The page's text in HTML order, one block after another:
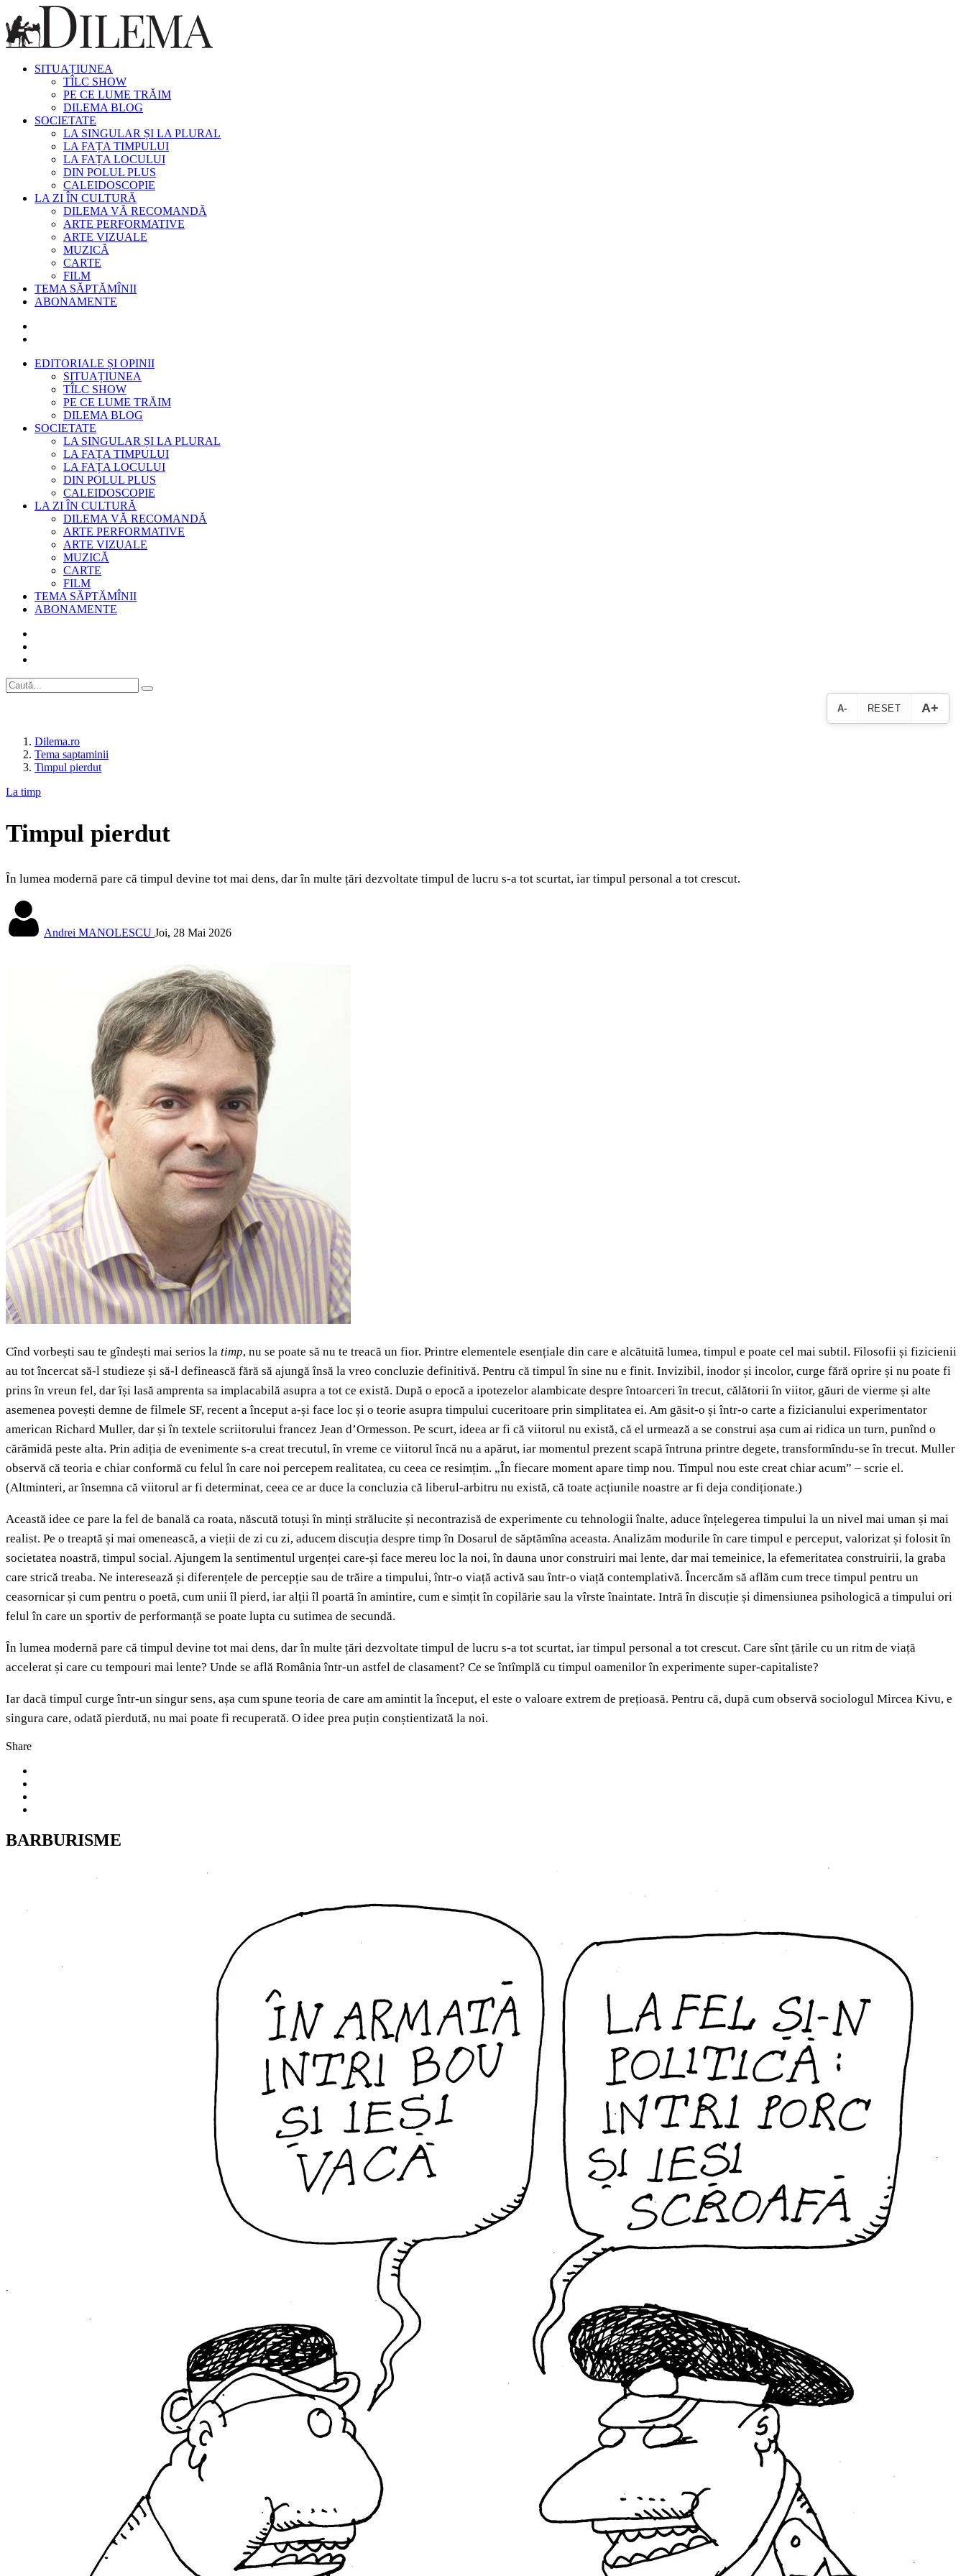
SITUAȚIUNEA
TÎLC SHOW
PE CE LUME TRĂIM
DILEMA BLOG
SOCIETATE
LA SINGULAR ȘI LA PLURAL
LA FAȚA TIMPULUI
LA FAȚA LOCULUI
DIN POLUL PLUS
CALEIDOSCOPIE
LA ZI ÎN CULTURĂ
DILEMA VĂ RECOMANDĂ
ARTE PERFORMATIVE
ARTE VIZUALE
MUZICĂ
CARTE
FILM
TEMA SĂPTĂMÎNII
ABONAMENTE
EDITORIALE ȘI OPINII
SITUAȚIUNEA
TÎLC SHOW
PE CE LUME TRĂIM
DILEMA BLOG
SOCIETATE
LA SINGULAR ȘI LA PLURAL
LA FAȚA TIMPULUI
LA FAȚA LOCULUI
DIN POLUL PLUS
CALEIDOSCOPIE
LA ZI ÎN CULTURĂ
DILEMA VĂ RECOMANDĂ
ARTE PERFORMATIVE
ARTE VIZUALE
MUZICĂ
CARTE
FILM
TEMA SĂPTĂMÎNII
ABONAMENTE
A- RESET A+
Dilema.ro
Tema saptaminii
Timpul pierdut
La timp
Timpul pierdut
În lumea modernă pare că timpul devine tot mai dens, dar în multe țări dezvoltate timpul de lucru s-a tot scurtat, iar timpul personal a tot crescut.
Andrei MANOLESCU Joi, 28 Mai 2026
Cînd vorbești sau te gîndești mai serios la timp, nu se poate să nu te treacă un fior. Printre elementele esențiale din care e alcătuită lumea, timpul e poate cel mai subtil. Filosofii și fizicienii
au tot încercat să-l studieze și să-l definească fără să ajungă însă la vreo concluzie definitivă. Pentru că timpul în sine nu e finit. Invizibil, inodor și incolor, curge fără oprire și nu poate fi
prins în vreun fel, dar își lasă amprenta sa implacabilă asupra a tot ce există. După o epocă a ipotezelor alambicate despre întoarceri în trecut, călătorii în viitor, găuri de vierme și alte
asemenea povești demne de filmele SF, recent a început a-și face loc și o teorie asupra timpului cuceritoare prin simplitatea ei. Am găsit-o și într-o carte a fizicianului experimentator
american Richard Muller, dar și în textele scriitorului francez Jean d’Ormesson. Pe scurt, ideea ar fi că viitorul nu există, că el urmează a se construi așa cum ai ridica un turn, punînd o
cărămidă peste alta. Prin adiția de evenimente s-a creat trecutul, în vreme ce viitorul încă nu a apărut, iar momentul prezent scapă întruna printre degete, transformîndu-se în trecut. Muller
observă că teoria e chiar conformă cu felul în care noi percepem realitatea, cu ceea ce resimțim. „În fiecare moment apare timp nou. Timpul nou este creat chiar acum” – scrie el.
(Altminteri, ar însemna că viitorul ar fi determinat, ceea ce ar duce la concluzia că liberul-arbitru nu există, că toate acțiunile noastre ar fi deja condiționate.)
Această idee ce pare la fel de banală ca roata, născută totuși în minți strălucite și necontrazisă de experimente cu tehnologii înalte, aduce înțelegerea timpului la un nivel mai uman și mai
realist. Pe o treaptă și mai omenească, a vieții de zi cu zi, aducem discuția despre timp în Dosarul de săptămîna aceasta. Analizăm modurile în care timpul e perceput, valorizat și folosit în
societatea noastră, timpul social. Ajungem la sentimentul urgenței care-și face mereu loc la noi, în dauna unor construiri mai lente, dar mai temeinice, la efemeritatea construirii, la graba
care strică treaba. Ne interesează și diferențele de percepție sau de trăire a timpului, într-o viață activă sau într-o viață contemplativă. Încercăm să aflăm cum trece timpul pentru un
ceasornicar și cum pentru o poetă, cum unii îl pierd, iar alții îl poartă în amintire, cum e simțit în copilărie sau la vîrste înaintate. Intră în discuție și dimensiunea psihologică a timpului ori
felul în care un sportiv de performanță se poate lupta cu sutimea de secundă.
În lumea modernă pare că timpul devine tot mai dens, dar în multe țări dezvoltate timpul de lucru s-a tot scurtat, iar timpul personal a tot crescut. Care sînt țările cu un ritm de viață
accelerat și care cu tempouri mai lente? Unde se află România într-un astfel de clasament? Ce se întîmplă cu timpul oamenilor în experimente super-capitaliste?
Iar dacă timpul curge într-un singur sens, așa cum spune teoria de care am amintit la început, el este o valoare extrem de prețioasă. Pentru că, după cum observă sociologul Mircea Kivu, e
singura care, odată pierdută, nu mai poate fi recuperată. O idee prea puțin conștientizată la noi.
Share
BARBURISME